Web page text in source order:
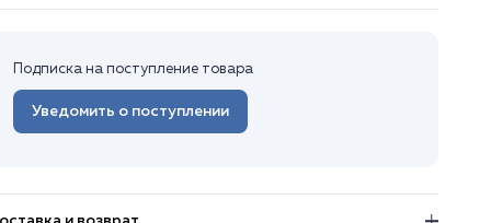
Подписка на поступление товара
Уведомить о поступлении